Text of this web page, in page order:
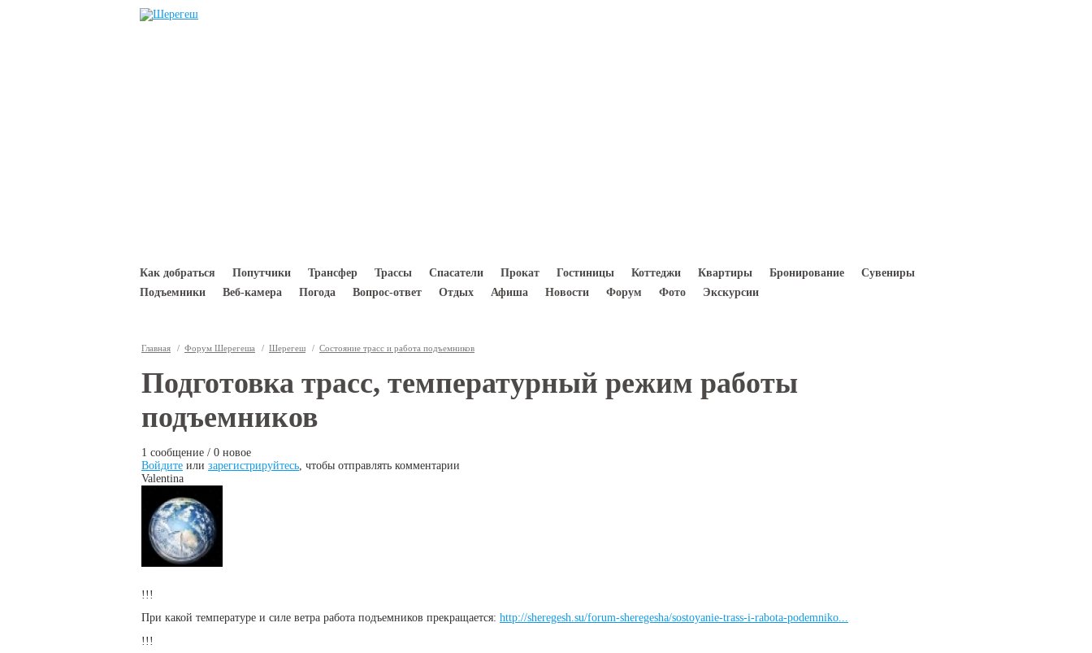
Перейти к основному содержанию
Как добраться Попутчики Трансфер Трассы Спасатели Прокат Гостиницы Коттеджи Квартиры Бронирование
Сувениры
Подъемники
Веб-камера Погода Вопрос-ответ Отдых Афиша Новости Форум Фото Экскурсии
Главная / Форум Шерегеша / Шерегеш / Состояние трасс и работа подъемников
Подготовка трасс, температурный режим работы
подъемников
1 сообщение / 0 новое
Войдите или зарегистрируйтесь , чтобы отправлять комментарии
Valentina
!!!
При какой температуре и силе ветра работа подъемников прекращается: http://sheregesh.su/forum-sheregesha/sostoyanie-trass-i-rabota-podemniko...
!!!